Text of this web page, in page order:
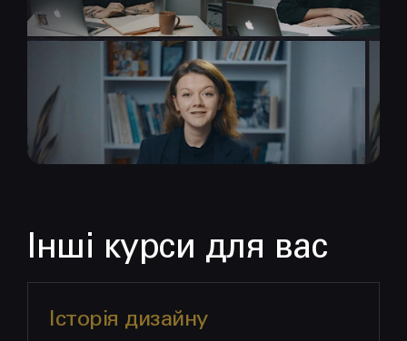
Інші курси для вас
Історія дизайну